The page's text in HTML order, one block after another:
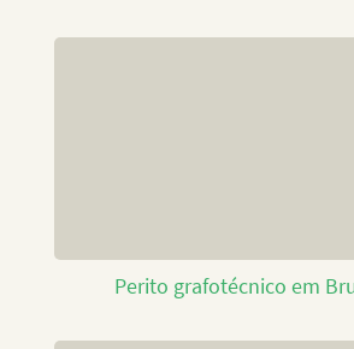
Perito grafotécnico em